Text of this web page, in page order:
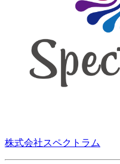
株式会社スペクトラム